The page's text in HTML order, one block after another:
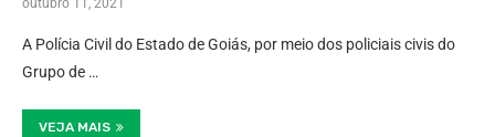
outubro 11, 2021
A Polícia Civil do Estado de Goiás, por meio dos policiais civis do
Grupo de …
VEJA MAIS